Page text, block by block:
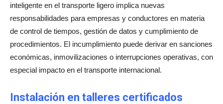
inteligente en el transporte ligero implica nuevas
responsabilidades para empresas y conductores en materia
de control de tiempos, gestión de datos y cumplimiento de
procedimientos. El incumplimiento puede derivar en sanciones
económicas, inmovilizaciones o interrupciones operativas, con
especial impacto en el transporte internacional.
Instalación en talleres certificados